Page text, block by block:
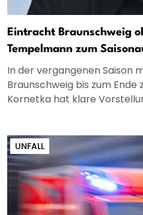
Eintracht Braunschweig
Tempelmann zum
In der vergangenen Saison
Braunschweig bis zum Ende
Kornetka hat klare
UNFALL